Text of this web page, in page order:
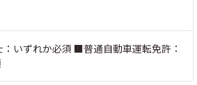
いずれか必須 ■普通自動車運転免許：